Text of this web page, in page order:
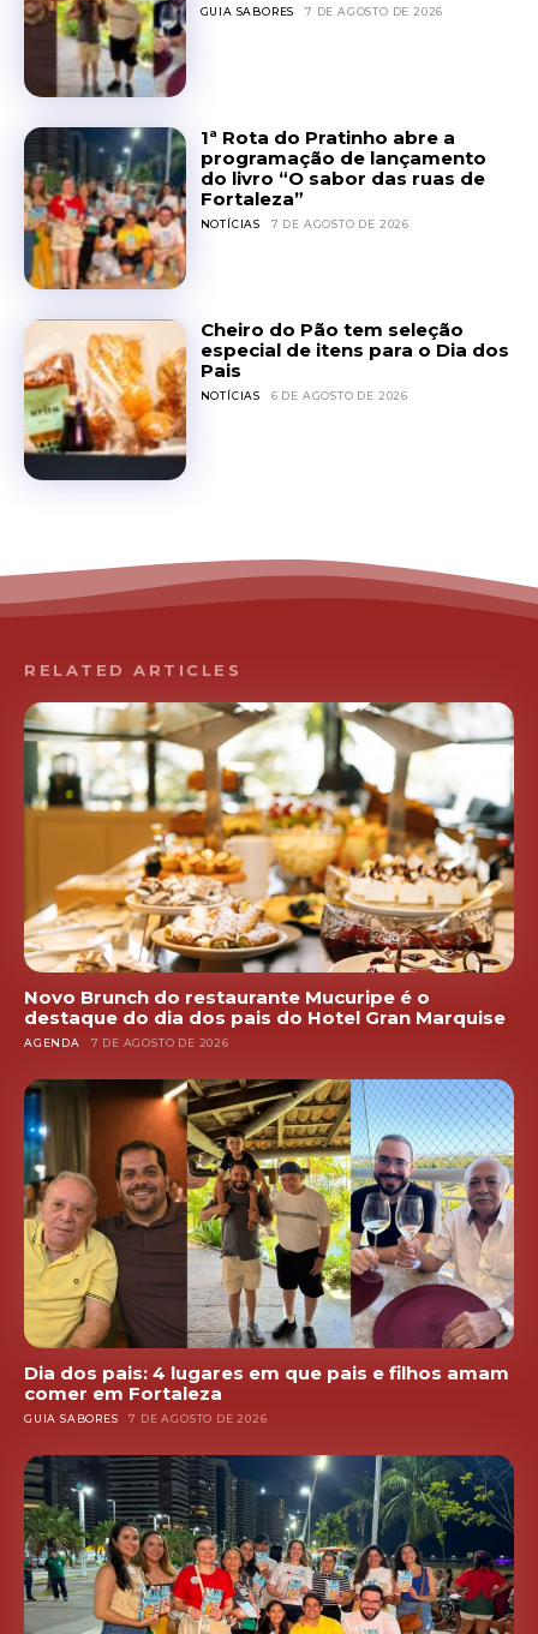
GUIA SABORES 7 DE AGOSTO DE 2026
1ª Rota do Pratinho abre a
programação de lançamento
do livro “O sabor das ruas de
Fortaleza”
NOTÍCIAS 7 DE AGOSTO DE 2026
Cheiro do Pão tem seleção
especial de itens para o Dia dos
Pais
NOTÍCIAS 6 DE AGOSTO DE 2026
RELATED ARTICLES
Novo Brunch do restaurante Mucuripe é o
destaque do dia dos pais do Hotel Gran Marquise
AGENDA 7 DE AGOSTO DE 2026
Dia dos pais: 4 lugares em que pais e filhos amam
comer em Fortaleza
GUIA SABORES 7 DE AGOSTO DE 2026